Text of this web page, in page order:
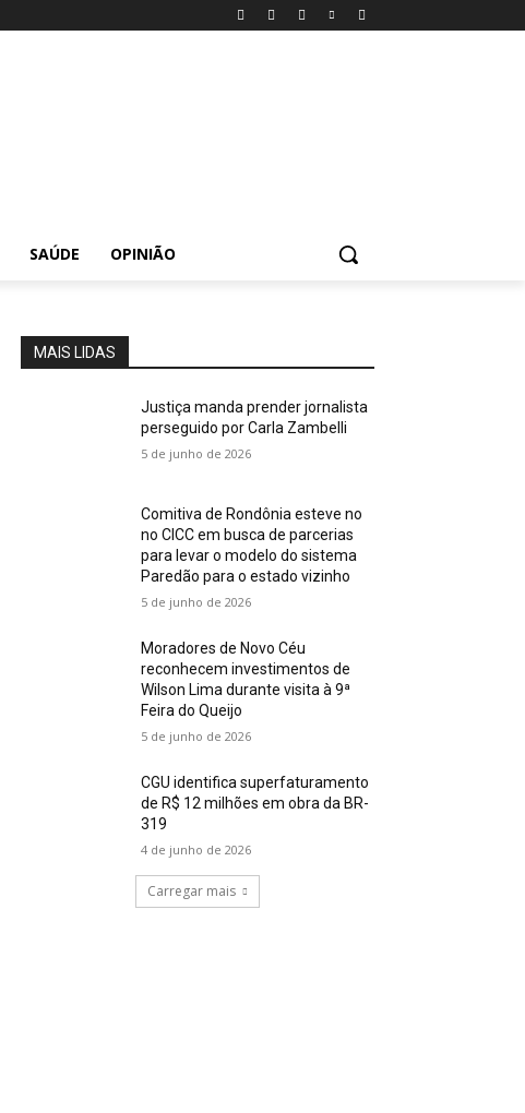
SAÚDE OPINIÃO
MAIS LIDAS
Justiça manda prender jornalista
perseguido por Carla Zambelli
5 de junho de 2026
Comitiva de Rondônia esteve no
no CICC em busca de parcerias
para levar o modelo do sistema
Paredão para o estado vizinho
5 de junho de 2026
Moradores de Novo Céu
reconhecem investimentos de
Wilson Lima durante visita à 9ª
Feira do Queijo
5 de junho de 2026
CGU identifica superfaturamento
de R$ 12 milhões em obra da BR-
319
4 de junho de 2026
Carregar mais